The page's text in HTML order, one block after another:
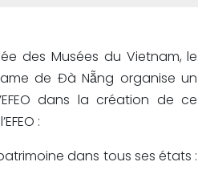
des Musées du Vietnam, le
de Đà Nẵng organise un
dans la création de ce
:
patrimoine dans tous ses états :